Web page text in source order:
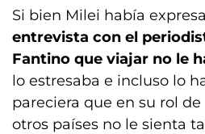
Si bien Milei había
entrevista con el
Fantino que viajar no le
lo estresaba e incluso lo
pareciera que en su rol
otros países no le sienta